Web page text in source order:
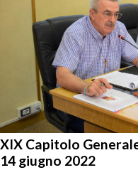
XIX Capitolo
14 giugno 2022